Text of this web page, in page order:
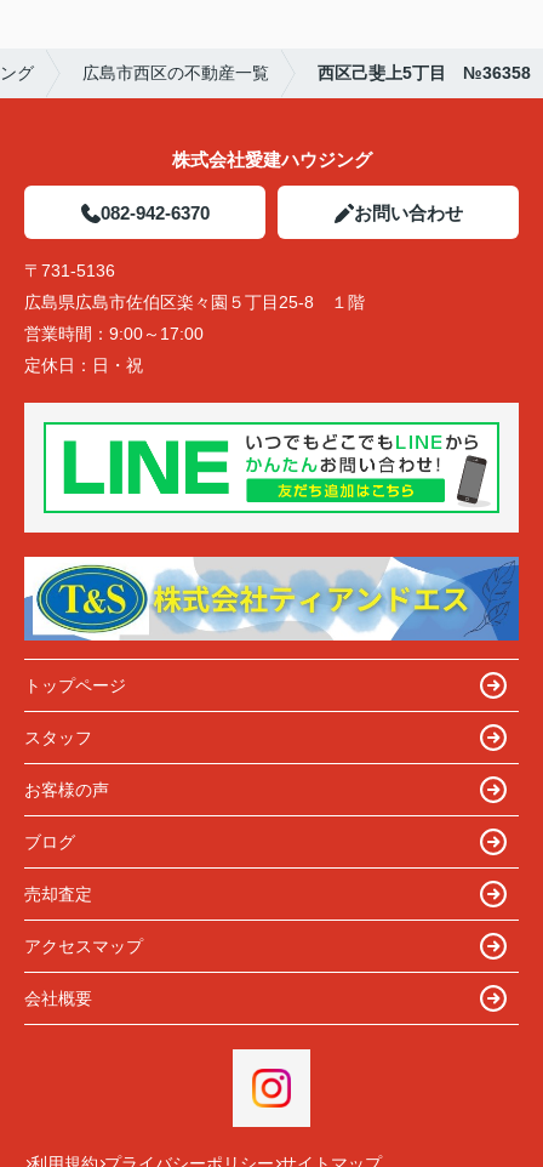
グ 広島市西区の不動産一覧 西区己斐上5丁目 №36358
株式会社愛建ハウジング
082-942-6370 お問い合わせ
〒731-5136
広島県広島市佐伯区楽々園５丁目25-8 １階
営業時間： 9:00～17:00
定休日： 日・祝
トップページ
スタッフ
お客様の声
ブログ
売却査定
アクセスマップ
会社概要